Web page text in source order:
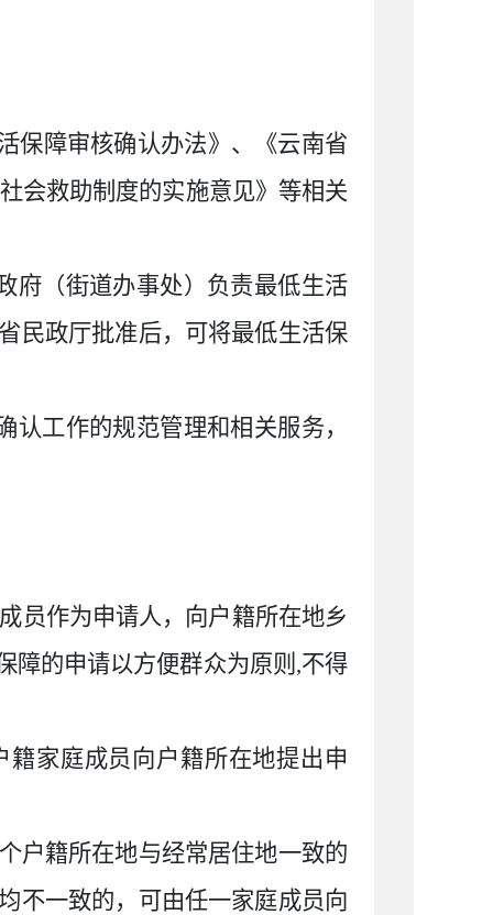
保障审核确认办法》、《云南省
会救助制度的实施意见》等相关
府（街道办事处）负责最低生活
民政厅批准后，可将最低生活保
工作的规范管理和相关服务，
员作为申请人，向户籍所在地乡
障的申请以方便群众为原则,不得
家庭成员向户籍所在地提出申
户籍所在地与经常居住地一致的
不一致的，可由任一家庭成员向